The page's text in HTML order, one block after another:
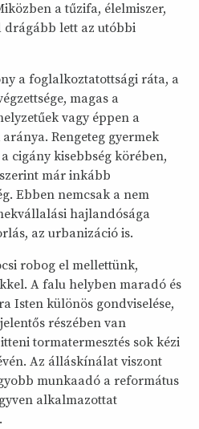
a tűzifa, élelmiszer,
drágább lett az utóbbi
a foglalkoztatottsági ráta, a
magas a
vagy éppen a
Rengeteg gyermek
cigány kisebbség körében,
már inkább
Ebben nemcsak a nem
hajlandósága
az urbanizáció is.
robog el mellettünk,
A falu helyben maradó és
Isten különös gondviselése,
részében van
tormatermesztés sok kézi
Az álláskínálat viszont
munkaadó a református
alkalmazottat